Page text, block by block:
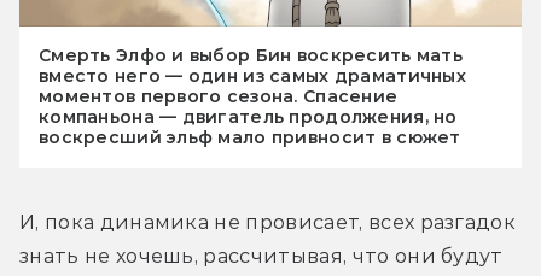
Смерть Элфо и выбор Бин воскресить мать
вместо него — один из самых драматичных
моментов первого сезона. Спасение
компаньона — двигатель продолжения, но
воскресший эльф мало привносит в сюжет
И, пока динамика не провисает, всех разгадок
знать не хочешь, рассчитывая, что они будут